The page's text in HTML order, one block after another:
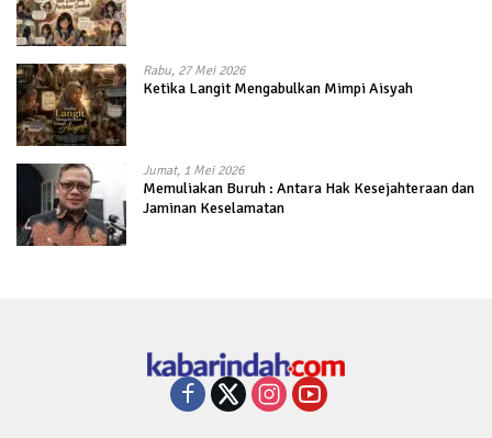
Rabu, 27 Mei 2026
Ketika Langit Mengabulkan Mimpi Aisyah
Jumat, 1 Mei 2026
Memuliakan Buruh : Antara Hak Kesejahteraan dan
Jaminan Keselamatan